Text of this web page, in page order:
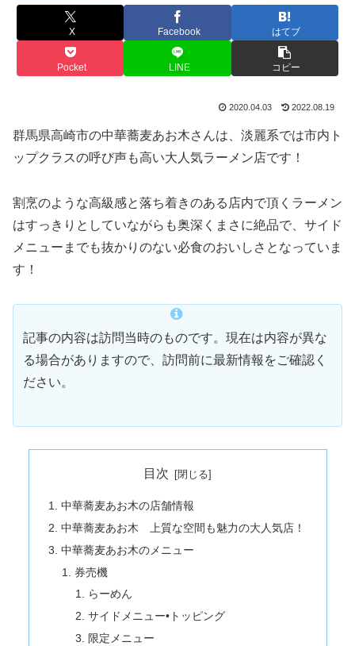
X Facebook はてブ
Pocket LINE コピー
2020.04.03 2022.08.19
群馬県高崎市の中華蕎麦あお木さんは、淡麗系では市内ト
ップクラスの呼び声も高い大人気ラーメン店です！
割烹のような高級感と落ち着きのある店内で頂くラーメン
はすっきりとしていながらも奥深くまさに絶品で、サイド
メニューまでも抜かりのない必食のおいしさとなっていま
す！
記事の内容は訪問当時のものです。現在は内容が異な
る場合がありますので、訪問前に最新情報をご確認く
ださい。
目次
中華蕎麦あお木の店舗情報
中華蕎麦あお木 上質な空間も魅力の大人気店！
中華蕎麦あお木のメニュー
券売機
らーめん
サイドメニュー•トッピング
限定メニュー